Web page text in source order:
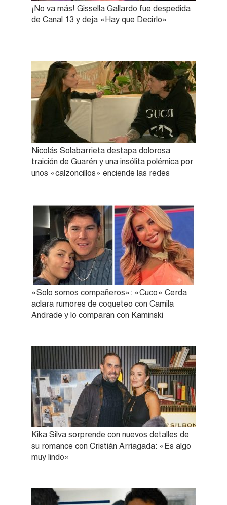
¡No va más! Gissella Gallardo fue despedida
de Canal 13 y deja «Hay que Decirlo»
Nicolás Solabarrieta destapa dolorosa
traición de Guarén y una insólita polémica por
unos «calzoncillos» enciende las redes
«Solo somos compañeros»: «Cuco» Cerda
aclara rumores de coqueteo con Camila
Andrade y lo comparan con Kaminski
Kika Silva sorprende con nuevos detalles de
su romance con Cristián Arriagada: «Es algo
muy lindo»